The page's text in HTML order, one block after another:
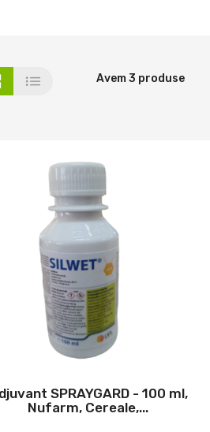
Avem 3 produse
SPRAYGARD - 100 ml,
Nufarm, Cereale,...